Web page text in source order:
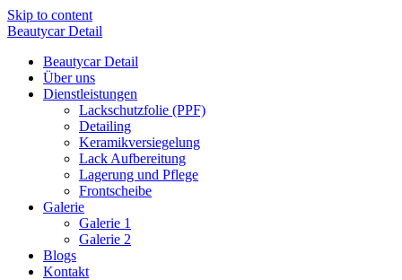
Skip to content
Beautycar Detail
Beautycar Detail
Über uns
Dienstleistungen
Lackschutzfolie (PPF)
Detailing
Keramikversiegelung
Lack Aufbereitung
Lagerung und Pflege
Frontscheibe
Galerie
Galerie 1
Galerie 2
Blogs
Kontakt